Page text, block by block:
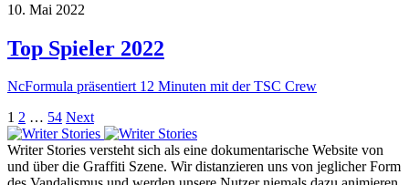
10. Mai 2022
Top Spieler 2022
NcFormula präsentiert 12 Minuten mit der TSC Crew
Seitennummerierung
der
Beiträge
1 2 … 54 Next
Writer Stories versteht sich als eine dokumentarische Website von
und über die Graffiti Szene. Wir distanzieren uns von jeglicher Form